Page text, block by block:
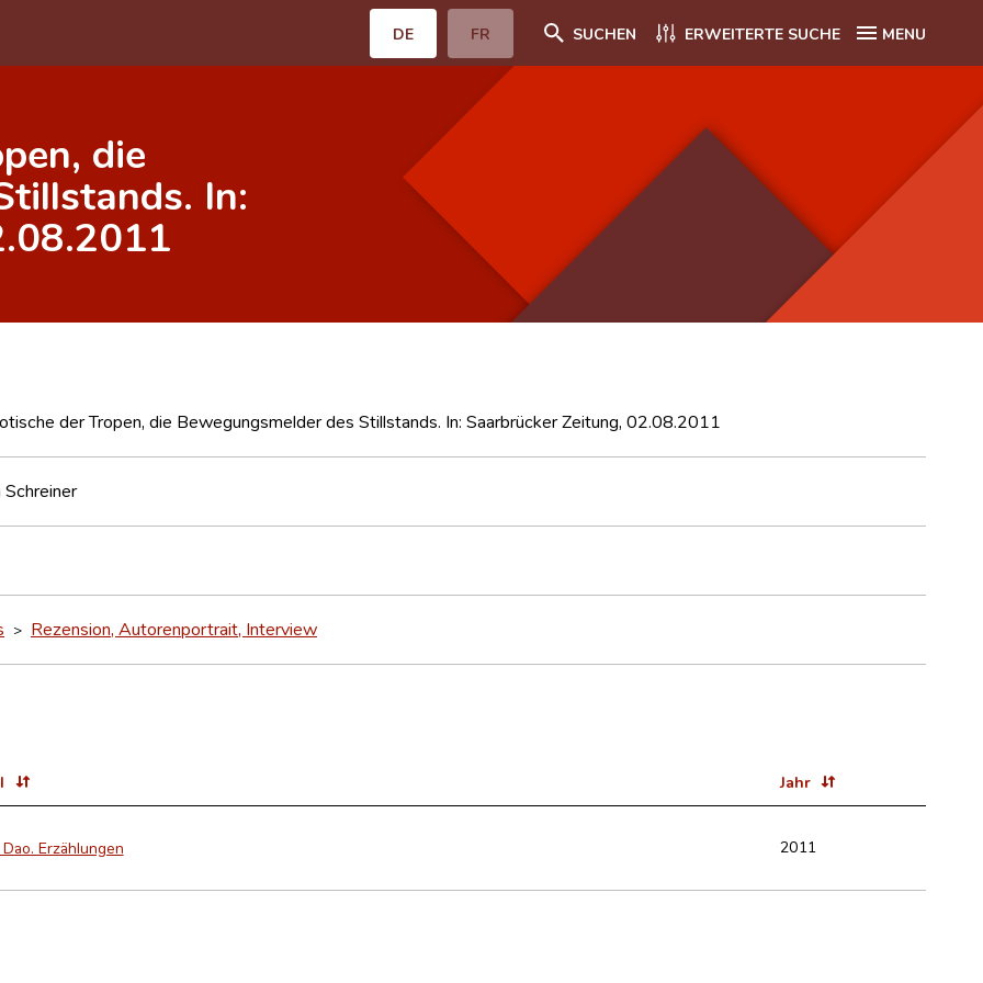
DE FR SUCHEN ERWEITERTE SUCHE MENU
die
In:
der Tropen, die Bewegungsmelder des Stillstands. In: Saarbrücker Zeitung, 02.08.2011
> Rezension, Autorenportrait, Interview
Jahr
Erzählungen 2011